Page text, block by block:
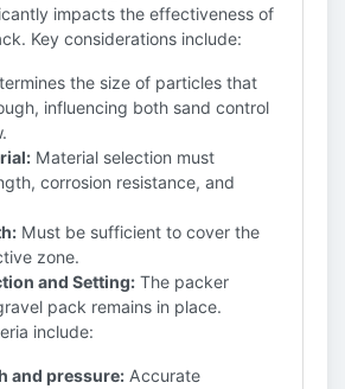
impacts the effectiveness of
Key considerations include:
the size of particles that
influencing both sand control
Material selection must
corrosion resistance, and
Must be sufficient to cover the
zone.
and Setting: The packer
pack remains in place.
include:
and pressure: Accurate